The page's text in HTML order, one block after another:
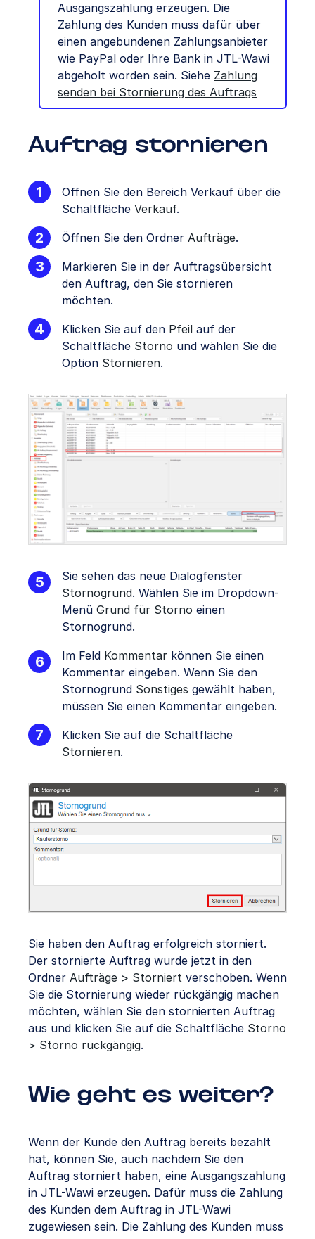
Ausgangszahlung erzeugen. Die
Zahlung des Kunden muss dafür über
einen angebundenen Zahlungsanbieter
wie PayPal oder Ihre Bank in JTL-Wawi
abgeholt worden sein. Siehe Zahlung
senden bei Stornierung des Auftrags
Auftrag stornieren
Öffnen Sie den Bereich Verkauf über die
Schaltfläche Verkauf.
Öffnen Sie den Ordner Aufträge.
Markieren Sie in der Auftragsübersicht
den Auftrag, den Sie stornieren
möchten.
Klicken Sie auf den Pfeil auf der
Schaltfläche Storno und wählen Sie die
Option Stornieren.
Sie sehen das neue Dialogfenster
Stornogrund. Wählen Sie im Dropdown-
Menü Grund für Storno einen
Stornogrund.
Im Feld Kommentar können Sie einen
Kommentar eingeben. Wenn Sie den
Stornogrund Sonstiges gewählt haben,
müssen Sie einen Kommentar eingeben.
Klicken Sie auf die Schaltfläche
Stornieren.
Sie haben den Auftrag erfolgreich storniert.
Der stornierte Auftrag wurde jetzt in den
Ordner Aufträge > Storniert verschoben. Wenn
Sie die Stornierung wieder rückgängig machen
möchten, wählen Sie den stornierten Auftrag
aus und klicken Sie auf die Schaltfläche Storno
> Storno rückgängig.
Wie geht es weiter?
Wenn der Kunde den Auftrag bereits bezahlt
hat, können Sie, auch nachdem Sie den
Auftrag storniert haben, eine Ausgangszahlung
in JTL-Wawi erzeugen. Dafür muss die Zahlung
des Kunden dem Auftrag in JTL-Wawi
zugewiesen sein. Die Zahlung des Kunden muss